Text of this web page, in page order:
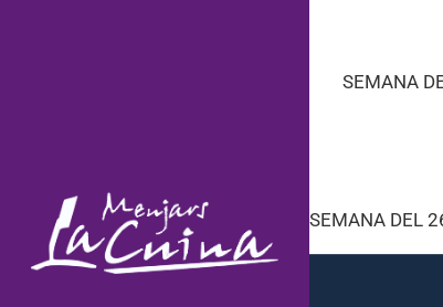
SEMANA
SEMANA DEL